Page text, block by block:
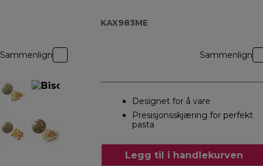
Sammenlign
KAX983ME
Sammenlign
Designet for å vare
Presisjonsskjæring for perfekt
pasta
Legg til i handlekurven